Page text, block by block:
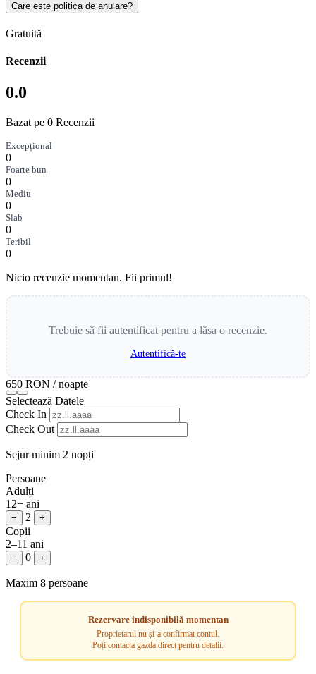
Care este politica de anulare?
Gratuită
Recenzii
0.0
Bazat pe 0 Recenzii
Excepțional
0
Foarte bun
0
Mediu
0
Slab
0
Teribil
0
Nicio recenzie momentan. Fii primul!
Trebuie să fii autentificat pentru a lăsa o recenzie.
Autentifică-te
650 RON / noapte
Selectează Datele
Check In
Check Out
Sejur minim 2 nopți
Persoane
Adulți
12+ ani
− 2 +
Copii
2–11 ani
− 0 +
Maxim 8 persoane
Rezervare indisponibilă momentan
Proprietarul nu și-a confirmat contul.
Poți contacta gazda direct pentru detalii.